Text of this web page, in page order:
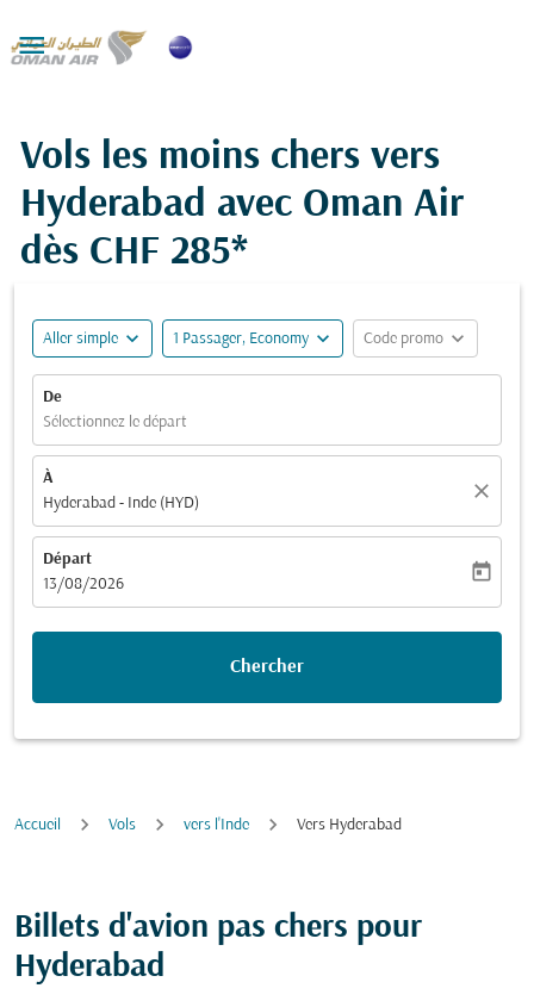

Vols les moins chers vers
Hyderabad avec Oman Air
dès CHF 285*
Aller simple expand_more 1 Passager, Economy expand_more Code promo expand_more
De
Sélectionnez le départ
À
Hyderabad - Inde (HYD)
close
Départ
fc-booking-departure-date-aria-label
13/08/2026
today
Chercher
Accueil Vols vers l'Inde Vers Hyderabad
Billets d'avion pas chers pour
Hyderabad